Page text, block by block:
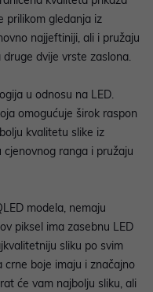
prilikom gledanja iz
najjeftiniji, ali i pružaju
dvije vrste zaslona.
u odnosu na LED.
omogućuje širok raspon
kvalitetu slike iz
ranga i pružaju
modela, nemaju
piksel ima zasebnu LED
sliku po svim
crne boje imaju i značajno
će vam najbolju sliku, ali